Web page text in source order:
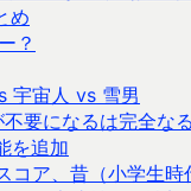
め
？
宇宙人 vs 雪男
要になるは完全な
を追加
コア、昔（小学生